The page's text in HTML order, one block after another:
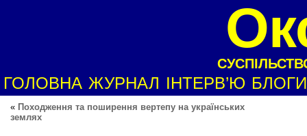
ГОЛОВНА ЖУРНАЛ ІНТЕРВ’Ю БЛОГИ
« Походження та поширення вертепу на українських
землях